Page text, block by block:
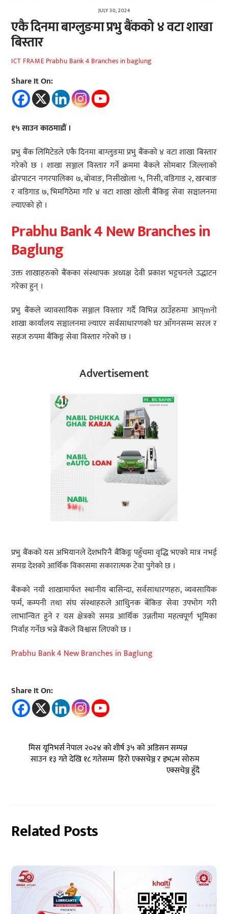
JULY 30, 2024
एकै दिनमा बाग्लुङमा प्रभु बैंकको ४ वटा शाखा
बिस्तार
ICT FRAME Prabhu Bank 4 Branches in baglung
Share It On:
१५ साउन काठमाडौं ।
प्रभु बैंक लिमिटेडले एकै दिनमा बाग्लुङमा प्रभु बैंकको ४ वटा शाखा बिस्तार
गरेको छ । शाखा सञ्जाल विस्तार गर्ने क्रममा बैकले सोमबार जिल्लाको
ढोरपाटन नगरपालिका ७, बोवाङ, निसीखोला ५, निसी, वडिगाड २, खरबाङ
र वडिगाड ७, भिमगिठेमा गरि ४ वटा शाखा खोली बैंकिङ्ग सेवा सञ्चालनमा
ल्याएको हो ।
Prabhu Bank 4 New Branches in
Baglung
उक्त शाखाहरुको बैंकका संस्थापक अध्यक्ष देवी प्रकाश भट्टचनले उद्धाटन
गरेका हुन् ।
प्रभु बैंकले व्यावसायिक सञ्जाल विस्तार गर्दै विभिन्न ठाउँहरुमा आप्mनो
शाखा कार्यालय सञ्चालनमा ल्याएर सर्वसाधारणको घर आँगनसम्म सरल र
सहज रुपमा बैंकिङ्ग सेवा विस्तार गरेको छ ।
Advertisement
प्रभु बैंकको यस अभियानले देशभरिनै बैंकिङ्ग पहुँचमा वृद्धि भएको मात्र नभई
समग्र देशको आर्थिक विकासमा सकारात्मक टेवा पुगेको छ ।
बैंकको नयाँ शाखामार्फत स्थानीय बासिन्दा, सर्वसाधारणहरु, व्यवसायिक
फर्म, कम्पनी तथा संघ संस्थाहरुले आधुिनक बेंकिङ सेवा उपभोग गरी
लाभान्वित हुने र यस क्षेत्रको समग्र आर्थिक उन्नतीमा महत्वपूर्ण भूमिका
निर्वाह गर्नेछ भन्ने बैंकले विश्वास लिएको छ ।
Prabhu Bank 4 New Branches in Baglung
Share It On:
मिस यूनिभर्स नेपाल २०२४ को शीर्ष ३५ को अडिसन सम्पन्न
साउन १३ गते देखि १८ गतेसम्म हिरो एक्सचेञ्ज र इभल्भ सोरुम
एक्सचेञ्ज हुँदै
Related Posts